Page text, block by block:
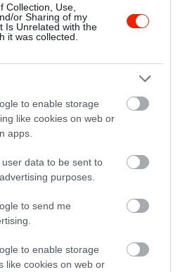
Collection, Use,
or Sharing of my
Is Unrelated with the
it was collected.
to enable storage
like cookies on web or
apps.
data to be sent to
purposes.
to send me
to enable storage
like cookies on web or
Értékeld Te is
5 3
3 0
1 0